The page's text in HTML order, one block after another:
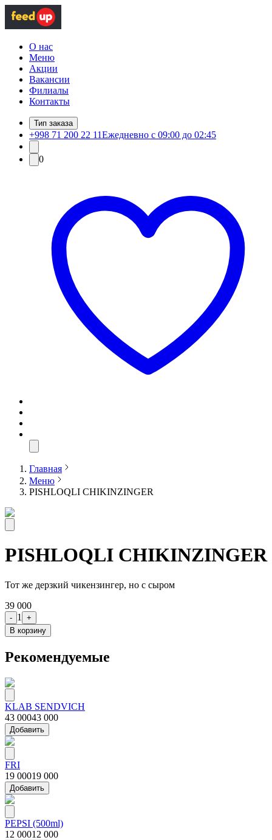
О нас
Меню
Акции
Вакансии
Филиалы
Контакты
Тип заказа
+998 71 200 22 11Ежедневно с 09:00 до 02:45
0
Главная
Меню
PISHLOQLI CHIKINZINGER
PISHLOQLI CHIKINZINGER
Тот же дерзкий чикензингер, но с сыром
39 000
- 1
+
В корзину
Рекомендуемые
KLAB SENDVICH
43 00043 000
Добавить
FRI
19 00019 000
Добавить
PEPSI (500ml)
12 00012 000